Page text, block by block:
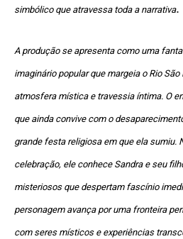
simbólico que atravessa toda a narrativa.
A produção se apresenta como uma
imaginário popular que margeia o Rio
atmosfera mística e travessia íntima. O
que ainda convive com o
grande festa religiosa em que ela sumiu.
celebração, ele conhece Sandra e seu
misteriosos que despertam fascínio
personagem avança por uma fronteira
com seres místicos e experiências